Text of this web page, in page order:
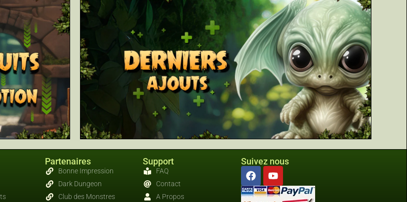
Partenaires
Bonne Impression
Dark Dungeon
Club des Monstres
Support
FAQ
Contact
A Propos
Suivez nous